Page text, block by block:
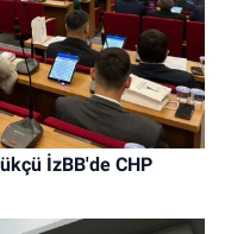
İzBB'de CHP